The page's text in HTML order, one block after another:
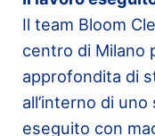
Il team Bloom
centro di Milano
approfondita di
all’interno di
eseguito con